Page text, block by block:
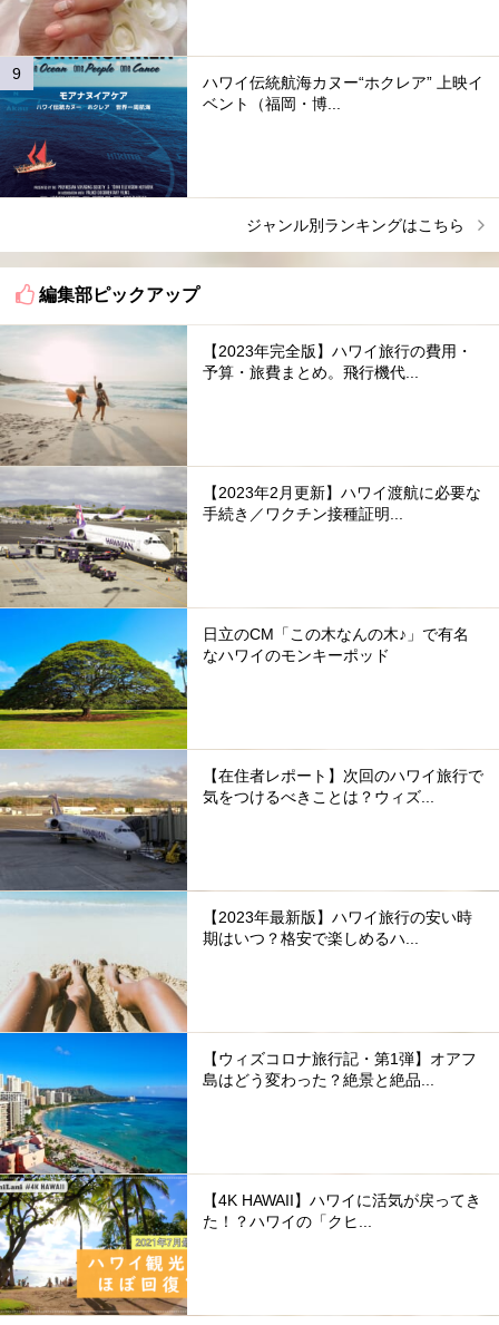
ハワイ伝統航海カヌー“ホクレア” 上映イ
ベント（福岡・博...
ジャンル別ランキングはこちら
編集部ピックアップ
【2023年完全版】ハワイ旅行の費用・
予算・旅費まとめ。飛行機代...
【2023年2月更新】ハワイ渡航に必要な
手続き／ワクチン接種証明...
日立のCM「この木なんの木♪」で有名
なハワイのモンキーポッド
【在住者レポート】次回のハワイ旅行で
気をつけるべきことは？ウィズ...
【2023年最新版】ハワイ旅行の安い時
期はいつ？格安で楽しめるハ...
【ウィズコロナ旅行記・第1弾】オアフ
島はどう変わった？絶景と絶品...
【4K HAWAII】ハワイに活気が戻ってき
た！？ハワイの「クヒ...